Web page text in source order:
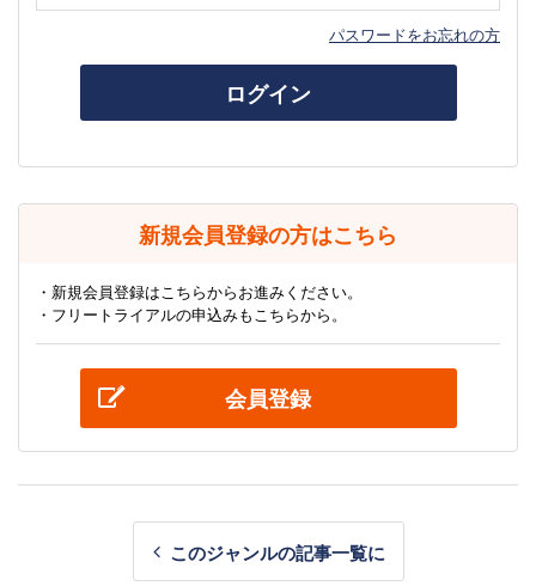
パスワードをお忘れの方
ログイン
新規会員登録の方はこちら
・新規会員登録はこちらからお進みください。
・フリートライアルの申込みもこちらから。
会員登録
このジャンルの記事一覧に